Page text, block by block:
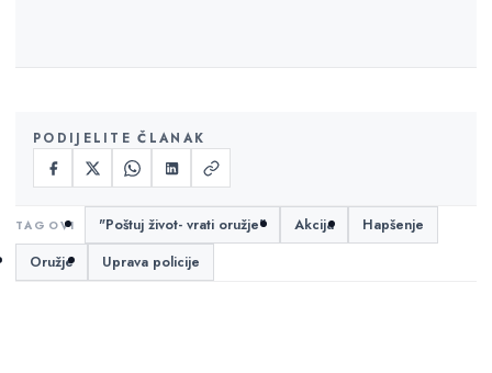
PODIJELITE ČLANAK
"Poštuj život- vrati oružje" Akcija
Hapšenje
Oružje
Uprava policije